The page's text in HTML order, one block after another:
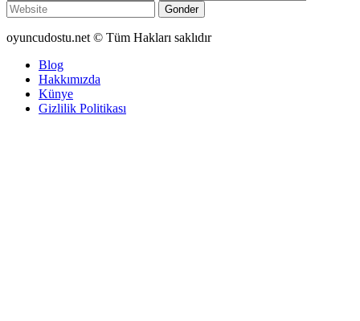
Gonder
oyuncudostu.net © Tüm Hakları saklıdır
Blog
Hakkımızda
Künye
Gizlilik Politikası